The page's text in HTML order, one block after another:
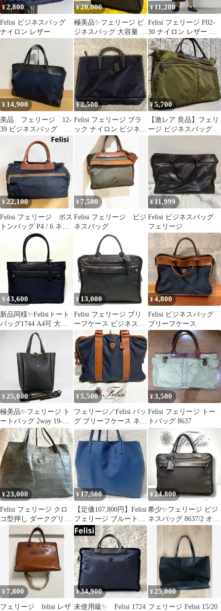
¥2,800
Felisi ビジネスバッグ
ナイロン レザー
¥20,000
極美品✨フェリージ ビ
ジネスバッグ 大容量 レ
ザー×ナイロン 1845 ブ
ラウン
¥11,280
Felisi フェリージ F02-
30 ナイロン レザー ト
ートバッグ 黒 A4
¥ 14,900
美品 フェリージ 12-
39 ビジネスバッグ ト
ートバッグ ネイビ
ー ブラック
¥2,500
Felisi フェリージ ブラ
ック ナイロン ビジネス
バッグ 保存袋付き
¥5,700
【激レア 良品】フェリ
ージ ビジネスバッグ
A4 グリーン系 1871 入
手困難
¥22,100
Felisi フェリージ ボス
トンバッグ P4 / 6 ネイ
¥ 7,500
Felisi フェリージ ビジ
ネスバッグ
¥ 11,999
Felisi ビジネスバッグ
フェリージ
¥ 43,600
新品同様✨Felisiトート
バッグ1744 A4可 大容
量 ネイビー チャーム
¥ 13,000
Felisi フェリージ ブリ
ーフケース ビジネスバ
ッグ A4可 8637/2
¥4,800
Felisi ビジネスバッグ
ブリーフケース
¥25,000
極美品✨フェリージ ト
ートバッグ 2way 19-
86/1 オールレザー A4
¥5,500
フェリージ／Felisi バッ
グ ブリーフケース ネイ
ビー 1882/1/DS
¥3,500
Felisi フェリージ トー
トバッグ 8637
¥23,000
Felisi フェリージ クロ
コ型押し ダークグリー
ン 大容量 トートバッグ
¥ 17,500
【定価107,800円】Felisi
フェリージ ブルートー
トA4 B4 ブルー
¥ 24,800
希少✨フェリージ ビジ
ネスバッグ 8637/2 オー
ルレザー サフィアーノ
¥ 7,800
フェリージ felisi レザ
¥34,900
未使用級✨ Felisi 1724
¥ 25,000
フェリージ Felisi 15/20